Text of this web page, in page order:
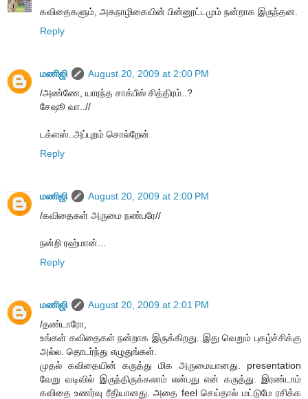
கவிதைகளும், அகநாழிகையின் பின்னூட்டமும் நன்றாக இருந்தன.
Reply
மணிஜி
August 20, 2009 at 2:00 PM
/அண்ணே, யாரந்த சாக்பீஸ் சித்திரம்..?
சேஷூ வா..//
டக்ளஸ்..அப்புறம் சொல்றேன்
Reply
மணிஜி
August 20, 2009 at 2:00 PM
/கவிதைகள் அருமை நண்பரே//
நன்றி ரஹ்மான்...
Reply
மணிஜி
August 20, 2009 at 2:01 PM
/தண்டாரோ,
உங்கள் கவிதைகள் நன்றாக இருக்கிறது. இது வெறும் புகழ்ச்சிக்கு
அல்ல. தொடர்ந்து எழுதுங்கள்.
முதல் கவிதையின் கருத்து மிக அருமையானது. presentation
வேறு வடிவில் இருந்திருக்கலாம் என்பது என் கருத்து. இரண்டாம்
கவிதை உணர்வு ரீதியானது. அதை feel செய்தால் மட்டுமே ரசிக்க